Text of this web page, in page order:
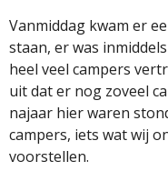
Vanmiddag kwam er
staan, er was
heel veel campers
uit dat er nog zoveel
najaar hier waren
campers, iets wat wij
voorstellen.